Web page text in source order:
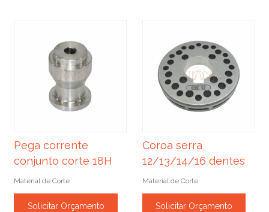
Pega corrente
conjunto corte 18H
Material de Corte
Solicitar Orçamento
Coroa serra
12/13/14/16 dentes
Material de Corte
Solicitar Orçamento